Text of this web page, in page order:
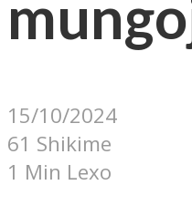
15/10/2024
61 Shikime
1 Min Lexo